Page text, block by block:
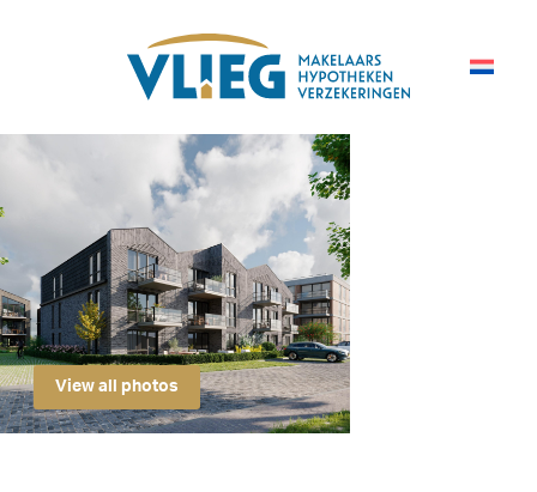
View all photos